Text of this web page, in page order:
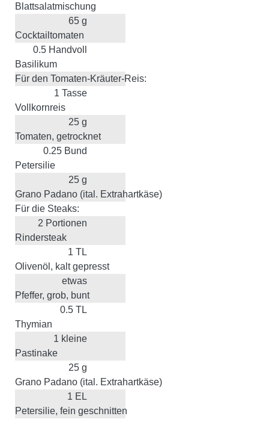
Blattsalatmischung
65 g
Cocktailtomaten
0.5 Handvoll
Basilikum
Für den Tomaten-Kräuter-Reis:
1 Tasse
Vollkornreis
25 g
Tomaten, getrocknet
0.25 Bund
Petersilie
25 g
Grano Padano (ital. Extrahartkäse)
Für die Steaks:
2 Portionen
Rindersteak
1 TL
Olivenöl, kalt gepresst
etwas
Pfeffer, grob, bunt
0.5 TL
Thymian
1 kleine
Pastinake
25 g
Grano Padano (ital. Extrahartkäse)
1 EL
Petersilie, fein geschnitten